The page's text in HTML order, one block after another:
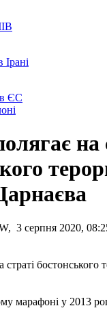
Ірані
ЄС
на
3 серпня 2020,
марафоні у 2013